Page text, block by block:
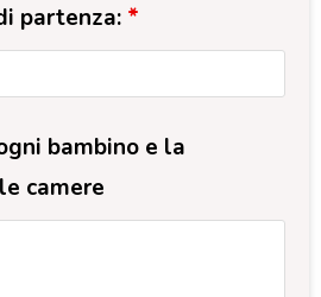
partenza: *
bambino e la
camere